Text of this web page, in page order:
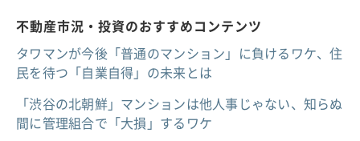
不動産市況・投資のおすすめコンテンツ
タワマンが今後「普通のマンション」に負けるワケ、住
民を待つ「自業自得」の未来とは
「渋谷の北朝鮮」マンションは他人事じゃない、知らぬ
間に管理組合で「大損」するワケ